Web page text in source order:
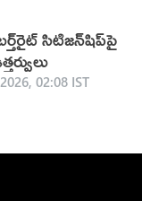
సిటిజన్‌షిప్‌పై
02:08 IST